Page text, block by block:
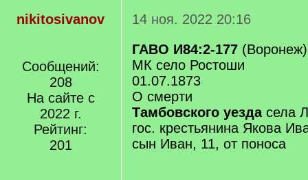
nikitosivanov
Сообщений:
208
На сайте с
2022 г.
Рейтинг:
201
14 ноя. 2022 20:16
ГАВО И84:2-177 (Воронеж)
МК село Ростоши
01.07.1873
О смерти
Тамбовского уездасела
гос. крестьянина Якова
сын Иван, 11, от поноса